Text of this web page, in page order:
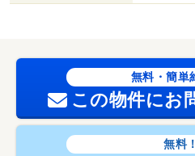
無料・簡単
この物件にお
無料！